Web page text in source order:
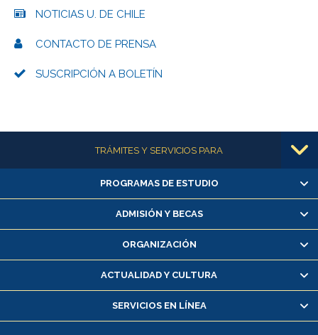
NOTICIAS U. DE CHILE
CONTACTO DE PRENSA
SUSCRIPCIÓN A BOLETÍN
Más informaciónTRÁMITES Y SERVICIOS PARA
Alumnas/os y exalumnas/os
Matrícula en línea
Inscripción y cambio de asignaturas
Consulta y certificado de notas
Servicio médico y dental
Pago de arancel y crédito alumnos
PROGRAMAS DE ESTUDIO
ADMISIÓN Y BECAS
ORGANIZACIÓN
ACTUALIDAD Y CULTURA
SERVICIOS EN LÍNEA